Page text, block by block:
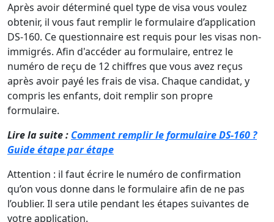
Après avoir déterminé quel type de visa vous voulez
obtenir, il vous faut remplir le formulaire d’application
DS-160. Ce questionnaire est requis pour les visas non-
immigrés. Afin d'accéder au formulaire, entrez le
numéro de reçu de 12 chiffres que vous avez reçus
après avoir payé les frais de visa. Chaque candidat, y
compris les enfants, doit remplir son propre
formulaire.
Lire la suite : Comment remplir le formulaire DS-160 ?
Guide étape par étape
Attention : il faut écrire le numéro de confirmation
qu’on vous donne dans le formulaire afin de ne pas
l’oublier. Il sera utile pendant les étapes suivantes de
votre application.